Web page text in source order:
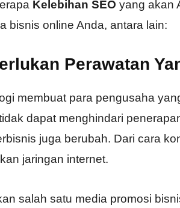
Kelebihan SEO yang akan
bisnis online Anda, antara lain:
Perawatan
membuat para pengusaha
dapat menghindari
juga berubah. Dari cara
jaringan internet.
salah satu media promosi